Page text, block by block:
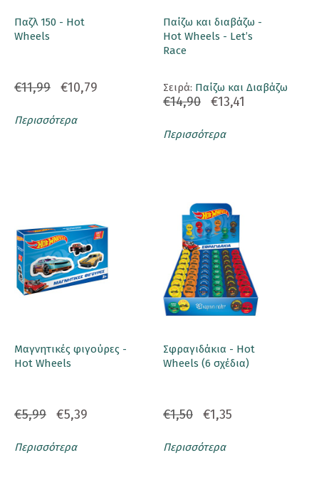
Παζλ 150 - Hot
Wheels
€11,99 €10,79
Περισσότερα
Παίζω και διαβάζω -
Hot Wheels - Let’s
Race
Σειρά: Παίζω και Διαβάζω
€14,90 €13,41
Περισσότερα
Μαγνητικές φιγούρες -
Hot Wheels
€5,99 €5,39
Περισσότερα
Σφραγιδάκια - Hot
Wheels (6 σχέδια)
€1,50 €1,35
Περισσότερα